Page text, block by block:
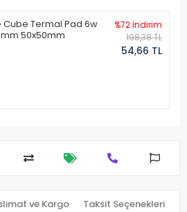
Cube Termal Pad 6w
50x50mm
%72 indirim
198,38 TL
54,66 TL
ve Kargo Taksit Seçenekleri